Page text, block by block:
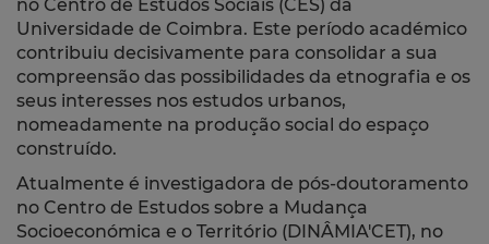
no Centro de Estudos Sociais (CES) da
Universidade de Coimbra. Este período académico
contribuiu decisivamente para consolidar a sua
compreensão das possibilidades da etnografia e os
seus interesses nos estudos urbanos,
nomeadamente na produção social do espaço
construído.
Atualmente é investigadora de pós-doutoramento
no Centro de Estudos sobre a Mudança
Socioeconómica e o Território (DINÂMIA'CET), no